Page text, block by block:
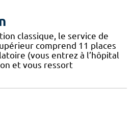
classique, le service de
comprend 11 places
(vous entrez à l’hôpital
et vous ressort